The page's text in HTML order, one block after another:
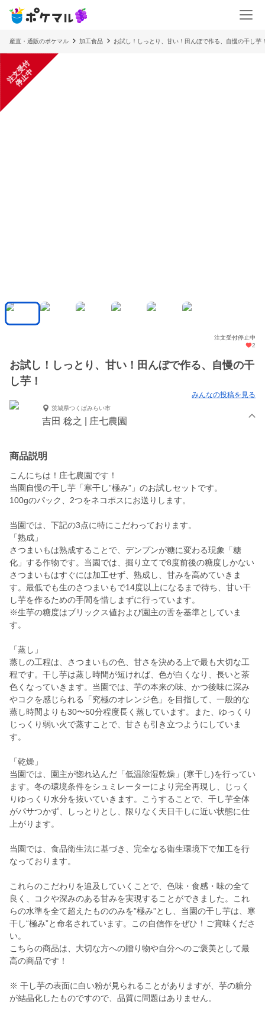
産直・通販のポケマル 加工食品 お試し！しっとり、甘い！田んぼで作る、自慢の干し芋
注
文
受
付
停
止
中
注文受付停止中
2
お試し！しっとり、甘い！田んぼで作る、自慢の干
し芋！
みんなの投稿を見る
茨城県つくばみらい市
吉田 稔之 | 庄七農園
商品説明
こんにちは！庄七農園です！
当園自慢の干し芋「寒干し”極み”」のお試しセットです。
100gのパック、2つをネコポスにお送りします。
当園では、下記の3点に特にこだわっております。
「熟成」
さつまいもは熟成することで、デンプンが糖に変わる現象「糖
化」する作物です。当園では、掘り立てで8度前後の糖度しかない
さつまいもはすぐには加工せず、熟成し、甘みを高めていきま
す。最低でも生のさつまいもで14度以上になるまで待ち、甘い干
し芋を作るための手間を惜しまずに行っています。
※生芋の糖度はブリックス値および園主の舌を基準としていま
す。
「蒸し」
蒸しの工程は、さつまいもの色、甘さを決める上で最も大切な工
程です。干し芋は蒸し時間が短ければ、色が白くなり、長いと茶
色くなっていきます。当園では、芋の本来の味、かつ後味に深み
やコクを感じられる「究極のオレンジ色」を目指して、一般的な
蒸し時間よりも30〜50分程度長く蒸しています。また、ゆっくり
じっくり弱い火で蒸すことで、甘さも引き立つようにしていま
す。
「乾燥」
当園では、園主が惚れ込んだ「低温除湿乾燥」(寒干し)を行ってい
ます。冬の環境条件をシュミレーターにより完全再現し、じっく
りゆっくり水分を抜いていきます。こうすることで、干し芋全体
がパサつかず、しっとりとし、限りなく天日干しに近い状態に仕
上がります。
当園では、食品衛生法に基づき、完全なる衛生環境下で加工を行
なっております。
これらのこだわりを追及していくことで、色味・食感・味の全て
良く、コクや深みのある甘みを実現することができました。これ
らの水準を全て超えたもののみを”極み”とし、当園の干し芋は、寒
干し“極み”と命名されています。この自信作をぜひ！ご賞味くださ
い。
こちらの商品は、大切な方への贈り物や自分へのご褒美として最
高の商品です！
※ 干し芋の表面に白い粉が見られることがありますが、芋の糖分
が結晶化したものですので、品質に問題はありません。